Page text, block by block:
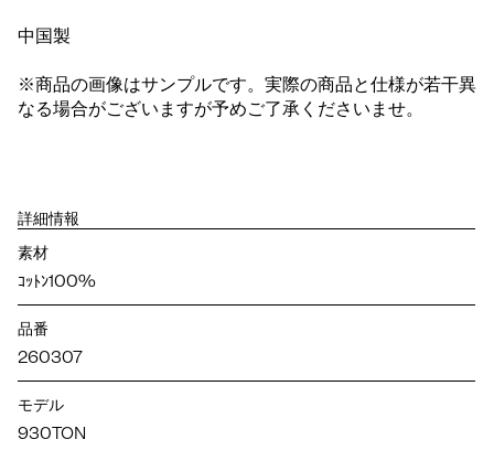
中国製
※商品の画像はサンプルです。実際の商品と仕様が若干異
なる場合がございますが予めご了承くださいませ。
詳細情報
素材
ｺｯﾄﾝ100%
品番
260307
モデル
930TON